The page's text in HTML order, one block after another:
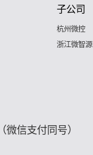
子公司
杭州微控
浙江微智源
微信支付同号）